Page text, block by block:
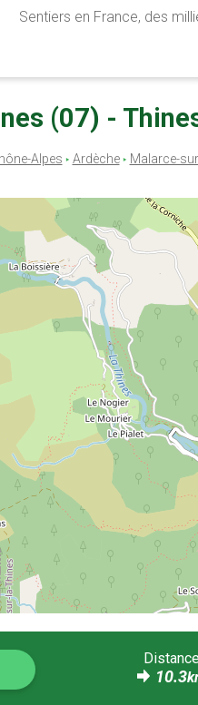
Sentiers en France, des
(07) -
Alpes Ardèche Malarce-
10.3